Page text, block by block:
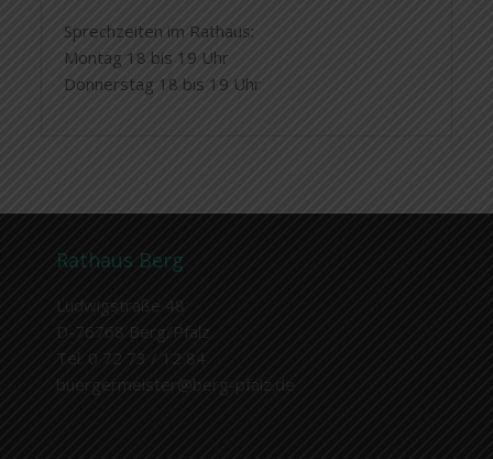
Sprechzeiten im Rathaus:
Montag 18 bis 19 Uhr
Donnerstag 18 bis 19 Uhr
Rathaus Berg
Ludwigstraße 48
D-76768 Berg/Pfalz
Tel. 0 72 73 / 12 84
buergermeister@berg-pfalz.de